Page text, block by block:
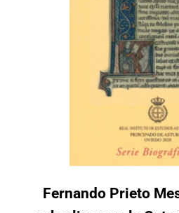
Fernando Prieto